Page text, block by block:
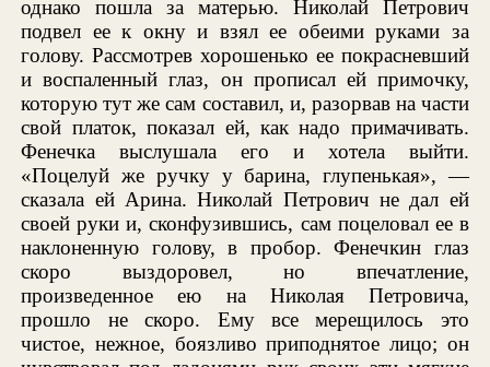
однако пошла за матерью. Николай Петрович
подвел ее к окну и взял ее обеими руками за
голову. Рассмотрев хорошенько ее покрасневший
и воспаленный глаз, он прописал ей примочку,
которую тут же сам составил, и, разорвав на части
свой платок, показал ей, как надо примачивать.
Фенечка выслушала его и хотела выйти.
«Поцелуй же ручку у барина, глупенькая», —
сказала ей Арина. Николай Петрович не дал ей
своей руки и, сконфузившись, сам поцеловал ее в
наклоненную голову, в пробор. Фенечкин глаз
скоро выздоровел, но впечатление,
произведенное ею на Николая Петровича,
прошло не скоро. Ему все мерещилось это
чистое, нежное, боязливо приподнятое лицо; он